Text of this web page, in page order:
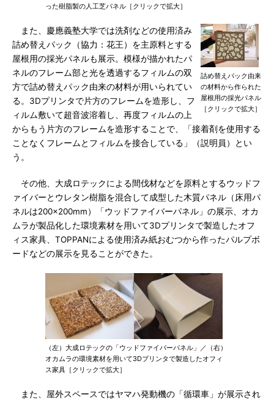
った樹脂製の人工芝パネル［クリックで拡大］
詰め替えパック由来
の材料から作られた
屋根用の採光パネル
［クリックで拡大］
また、慶應義塾大学では洗剤などの使用済み
詰め替えパック（協力：花王）を主原料とする
屋根用の採光パネルも展示。模様が描かれたパ
ネルのフレーム部と光を透過するフィルムの双
方で詰め替えパック由来の材料が用いられてい
る。3Dプリンタで片方のフレームを造形し、フ
ィルム敷いて超音波溶着し、再度フィルムの上
からもう片方のフレームを造形することで、「接着剤を使用する
ことなくフレームとフィルムを接合している」（説明員）とい
う。
その他、大成ロテックによる間伐材などを原料とするウッドフ
ァイバーとウレタン樹脂を混合して成型した木質パネル（床用パ
ネルは200×200mm）「ウッドファイバーパネル」の展示、オカ
ムラが製品化した環境素材を用いて3Dプリンタで製造したオフ
ィス家具、TOPPANによる使用済み紙おむつから作ったパルプボ
ードなどの展示を見ることができた。
（左）大成ロテックの「ウッドファイバーパネル」／（右）
オカムラの環境素材を用いて3Dプリンタで製造したオフィ
ス家具［クリックで拡大］
また、屋外スペースではヤマハ発動機の「循環車」が展示され